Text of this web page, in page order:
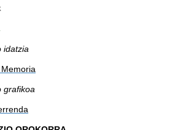
idatzia
grafikoa